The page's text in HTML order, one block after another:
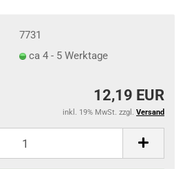
7731
ca 4 - 5 Werktage
12,19 EUR
inkl. 19% MwSt. zzgl. Versand